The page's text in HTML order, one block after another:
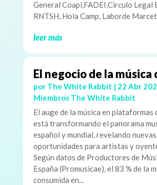
General Coapi,FADEI,Circulo Legal
RNTSH, Hola Camp, Laborde
leer más
El negocio de la
por The White Rabbit | 22 Abr
Miembros The White Rabbit
El auge de la música en plataformas
está transformando el panorama
español y mundial, revelando nuevas
oportunidades para artistas y
Según datos de Productores de
España (Promusicae), el 83 % de la
consumida en...